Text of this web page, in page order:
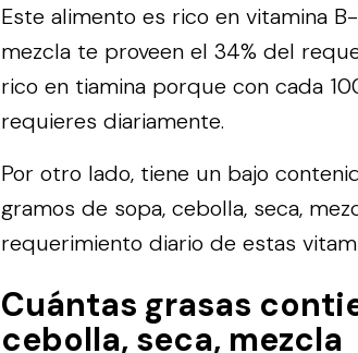
Este alimento es rico en vitamina
mezcla te proveen el 34% del
rico en tiamina porque con cada
requieres diariamente.
Por otro lado, tiene un bajo
gramos de sopa, cebolla, seca,
requerimiento diario de estas
Cuántas grasas
cebolla, seca, mezcla